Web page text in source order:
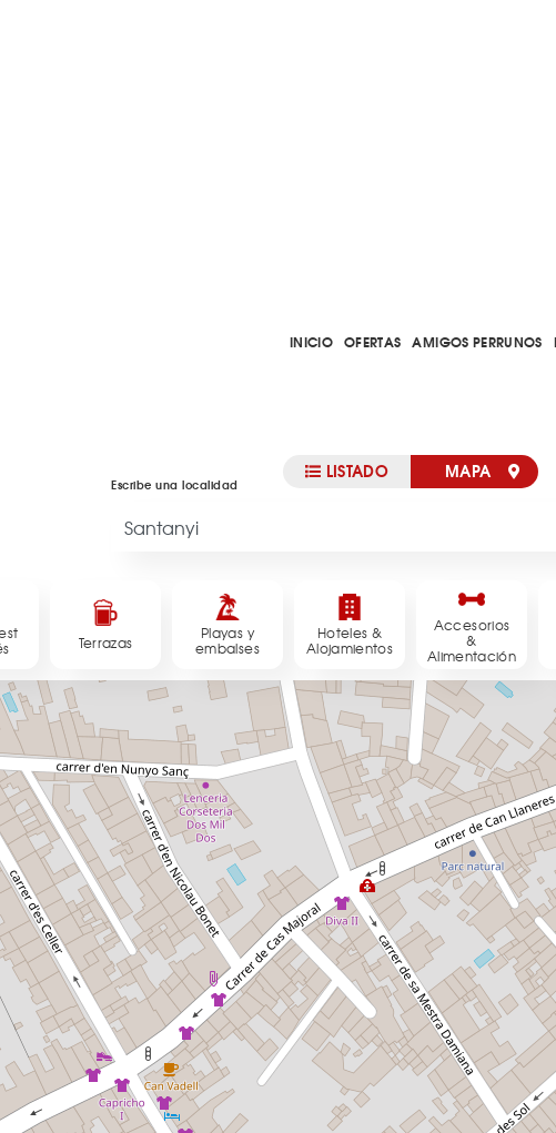
INICIO OFERTAS AMIGOS PERRUNOS
LISTADO MAPA
Escribe una localidad
Terrazas Playas y
embalses
Hoteles &
Alojamientos
Accesorios
&
Alimentación